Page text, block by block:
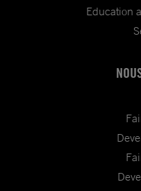
Education